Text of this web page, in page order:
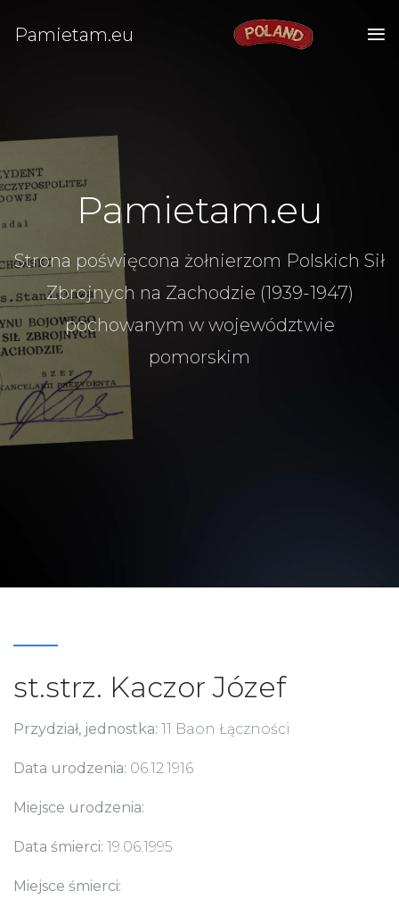
Pamietam.eu
Pamietam.eu
Strona poświęcona żołnierzom Polskich Sił
Zbrojnych na Zachodzie (1939-1947)
pochowanym w województwie
pomorskim
st.strz. Kaczor Józef
Przydział, jednostka: 11 Baon Łączności
Data urodzenia: 06.12.1916
Miejsce urodzenia:
Data śmierci: 19.06.1995
Miejsce śmierci: